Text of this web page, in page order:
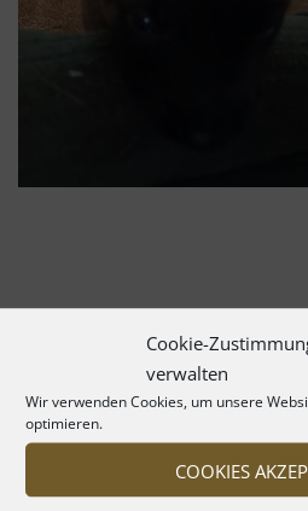
Cookie-
verwalten
Wir verwenden Cookies, um unsere
optimieren.
COOKIES